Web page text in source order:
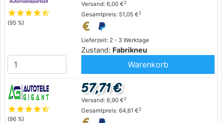
starstarstarstarstar_half
(95 %)
Lieferzeit: 2 - 3 Werktage
Zustand: Fabrikneu
Versand: 6,00 €2
Gesamtpreis: 51,05 €2
Warenkorb
starstarstarstarstar_half
(96 %)
57,71 €
Versand: 6,90 €2
Gesamtpreis: 64,61 €2